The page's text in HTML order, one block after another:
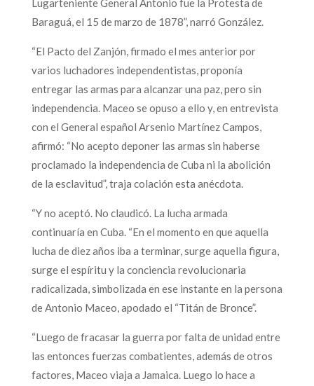
Lugarteniente General Antonio fue la Protesta de
Baraguá, el 15 de marzo de 1878”, narró González.
“El Pacto del Zanjón, firmado el mes anterior por
varios luchadores independentistas, proponía
entregar las armas para alcanzar una paz, pero sin
independencia. Maceo se opuso a ello y, en entrevista
con el General español Arsenio Martínez Campos,
afirmó: “No acepto deponer las armas sin haberse
proclamado la independencia de Cuba ni la abolición
de la esclavitud”, traja colación esta anécdota.
“Y no aceptó. No claudicó. La lucha armada
continuaría en Cuba. “En el momento en que aquella
lucha de diez años iba a terminar, surge aquella figura,
surge el espíritu y la conciencia revolucionaria
radicalizada, simbolizada en ese instante en la persona
de Antonio Maceo, apodado el “Titán de Bronce”.
“Luego de fracasar la guerra por falta de unidad entre
las entonces fuerzas combatientes, además de otros
factores, Maceo viaja a Jamaica. Luego lo hace a